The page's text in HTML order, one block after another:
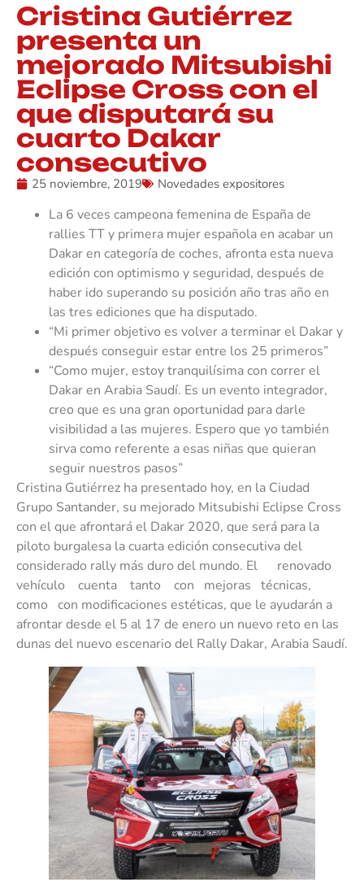
Cristina Gutiérrez
presenta un
mejorado Mitsubishi
Eclipse Cross con el
que disputará su
cuarto Dakar
consecutivo
25 noviembre, 2019 Novedades expositores
La 6 veces campeona femenina de España de
rallies TT y primera mujer española en acabar un
Dakar en categoría de coches, afronta esta nueva
edición con optimismo y seguridad, después de
haber ido superando su posición año tras año en
las tres ediciones que ha disputado.
“Mi primer objetivo es volver a terminar el Dakar y
después conseguir estar entre los 25 primeros”
“Como mujer, estoy tranquilísima con correr el
Dakar en Arabia Saudí. Es un evento integrador,
creo que es una gran oportunidad para darle
visibilidad a las mujeres. Espero que yo también
sirva como referente a esas niñas que quieran
seguir nuestros pasos”
Cristina Gutiérrez ha presentado hoy, en la Ciudad
Grupo Santander, su mejorado Mitsubishi Eclipse Cross
con el que afrontará el Dakar 2020, que será para la
piloto burgalesa la cuarta edición consecutiva del
considerado rally más duro del mundo. El renovado
vehículo cuenta tanto con mejoras técnicas,
como con modificaciones estéticas, que le ayudarán a
afrontar desde el 5 al 17 de enero un nuevo reto en las
dunas del nuevo escenario del Rally Dakar, Arabia Saudí.